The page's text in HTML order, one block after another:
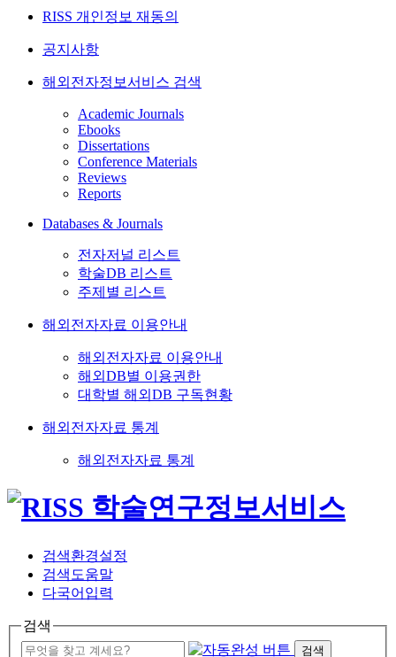
RISS 개인정보 재동의
공지사항
해외전자정보서비스 검색
Academic Journals
Ebooks
Dissertations
Conference Materials
Reviews
Reports
Databases & Journals
전자저널 리스트
학술DB 리스트
주제별 리스트
해외전자자료 이용안내
해외전자자료 이용안내
해외DB별 이용권한
대학별 해외DB 구독현황
해외전자자료 통계
해외전자자료 통계
검색환경설정
검색도움말
다국어입력
검색
검색